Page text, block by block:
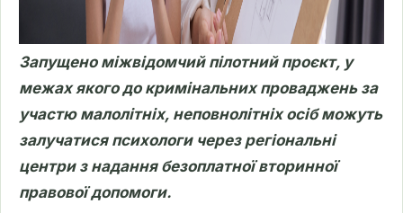
Запущено міжвідомчий пілотний проєкт, у
межах якого до кримінальних проваджень за
участю малолітніх, неповнолітніх осіб можуть
залучатися психологи через регіональні
центри з надання безоплатної вторинної
правової допомоги.